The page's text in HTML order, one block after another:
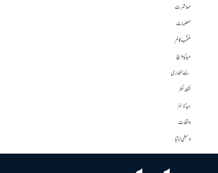
معاشرت
معلومات
منتخب کالم
میڈیا واچ
نئے لکھاری
نقطہ نظر
ہیڈلائنز
واقعات
وسطی ایشیا